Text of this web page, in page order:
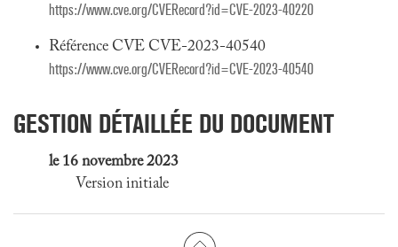
https://www.cve.org/CVERecord?id=CVE-2023-40220
Référence CVE CVE-2023-40540
https://www.cve.org/CVERecord?id=CVE-2023-40540
GESTION DÉTAILLÉE DU DOCUMENT
le 16 novembre 2023
Version initiale